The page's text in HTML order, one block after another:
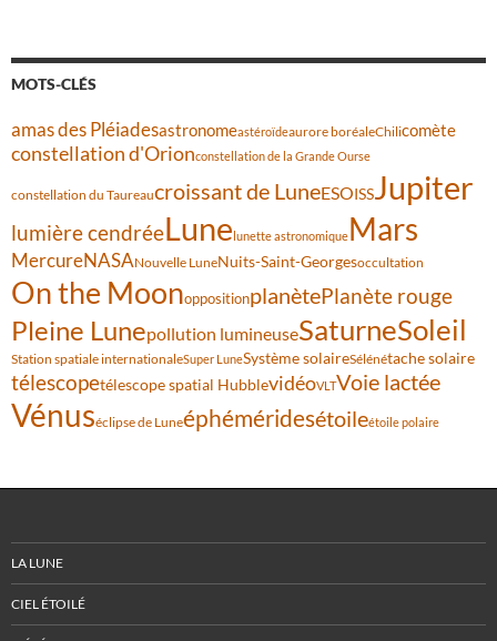
MOTS-CLÉS
amas des Pléiadesastronomeastéroïdeaurore boréaleChilicomète
constellation d'Orionconstellation de la Grande Ourse
constellation du Taureaucroissant de LuneESOISSJupiter
lumière cendréeLune lunette astronomiqueMars
MercureNASANouvelle LuneNuits-Saint-Georgesoccultation
On the MoonoppositionplanètePlanète rouge
Pleine Lunepollution lumineuseSaturneSoleil
Station spatiale internationaleSuper LuneSystème solaireSélénétache solaire
télescopetélescope spatial HubblevidéoVLTVoie lactée
Vénuséclipse de Luneéphéméridesétoileétoile polaire
LA LUNE
CIEL ÉTOILÉ